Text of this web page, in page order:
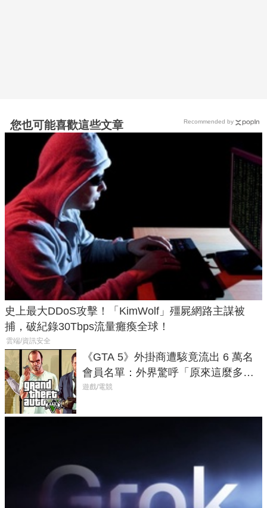
您也可能喜歡這些文章
史上最大DDoS攻擊！「KimWolf」殭屍網路主謀被
捕，破紀錄30Tbps流量癱瘓全球！
雲端/資訊安全
《GTA 5》外掛商遭駭竟流出 6 萬名
會員名單：外界驚呼「原來這麼多人
在開掛！」
遊戲/電競
Recommended by